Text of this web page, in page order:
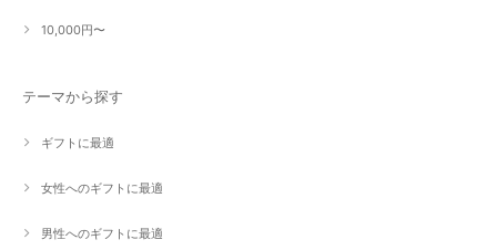
10,000円〜
テーマから探す
ギフトに最適
女性へのギフトに最適
男性へのギフトに最適